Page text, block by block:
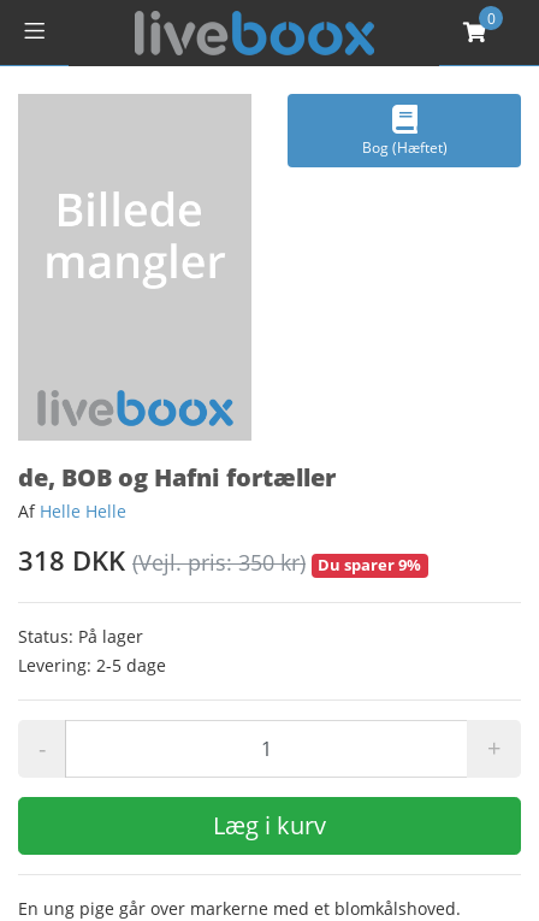
0
Bog (Hæftet)
de, BOB og Hafni fortæller
Af Helle Helle
318 DKK (Vejl. pris: 350 kr) Du sparer 9%
Status: På lager
Levering: 2-5 dage
- +
Læg i kurv
En ung pige går over markerne med et blomkålshoved.